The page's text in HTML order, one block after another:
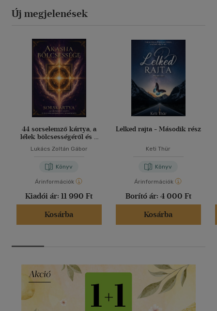
Új megjelenések
44 sorselemző kártya, a
lélek bölcsességéről és a
Lukács Zoltán Gábor
Könyv
Árinformációk
Kiadói ár: 11 990 Ft
Kosárba
Lelked rajta - Második rész
Keti Thür
Könyv
Árinformációk
Borító ár: 4 000 Ft
Kosárba